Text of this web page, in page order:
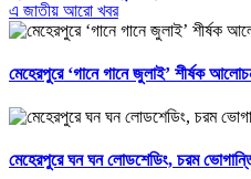
এ জাতীয় আরো খবর
মেহেরপুরে ‘গানে গানে জুলাই’ শীর্ষক
মেহেরপুরে ঘন ঘন লোডশেডিং, চরম